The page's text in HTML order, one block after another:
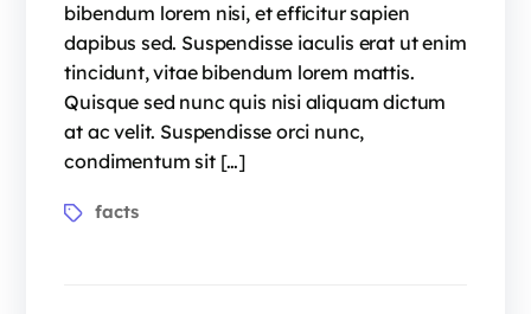
bibendum lorem nisi, et efficitur sapien
dapibus sed. Suspendisse iaculis erat ut enim
tincidunt, vitae bibendum lorem mattis.
Quisque sed nunc quis nisi aliquam dictum
at ac velit. Suspendisse orci nunc,
condimentum sit […]
facts